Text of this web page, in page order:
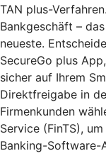
TAN plus-
Bankgeschäft –
neueste.
SecureGo plus
sicher auf Ihrem
Direktfreigabe in
Firmenkunden
Service (FinTS),
Banking-Software-